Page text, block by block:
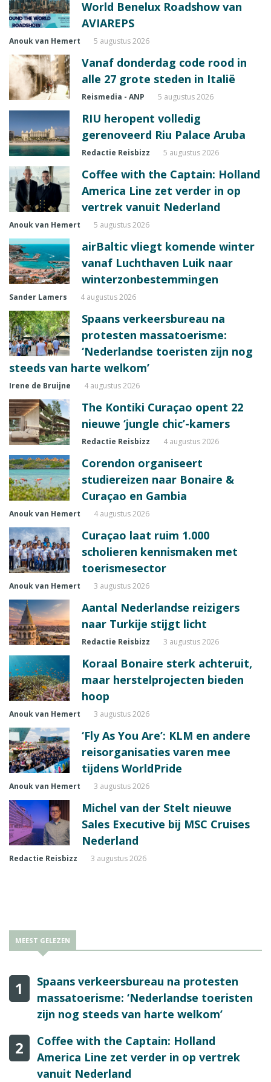
World Benelux Roadshow van
AVIAREPS
Anouk van Hemert 5 augustus 2026
Vanaf donderdag code rood in
alle 27 grote steden in Italië
Reismedia - ANP 5 augustus 2026
RIU heropent volledig
gerenoveerd Riu Palace Aruba
Redactie Reisbizz 5 augustus 2026
Coffee with the Captain: Holland
America Line zet verder in op
vertrek vanuit Nederland
Anouk van Hemert 5 augustus 2026
airBaltic vliegt komende winter
vanaf Luchthaven Luik naar
winterzonbestemmingen
Sander Lamers 4 augustus 2026
Spaans verkeersbureau na
protesten massatoerisme:
‘Nederlandse toeristen zijn nog
steeds van harte welkom’
Irene de Bruijne 4 augustus 2026
The Kontiki Curaçao opent 22
nieuwe ‘jungle chic’-kamers
Redactie Reisbizz 4 augustus 2026
Corendon organiseert
studiereizen naar Bonaire &
Curaçao en Gambia
Anouk van Hemert 4 augustus 2026
Curaçao laat ruim 1.000
scholieren kennismaken met
toerismesector
Anouk van Hemert 3 augustus 2026
Aantal Nederlandse reizigers
naar Turkije stijgt licht
Redactie Reisbizz 3 augustus 2026
Koraal Bonaire sterk achteruit,
maar herstelprojecten bieden
hoop
Anouk van Hemert 3 augustus 2026
‘Fly As You Are’: KLM en andere
reisorganisaties varen mee
tijdens WorldPride
Anouk van Hemert 3 augustus 2026
Michel van der Stelt nieuwe
Sales Executive bij MSC Cruises
Nederland
Redactie Reisbizz 3 augustus 2026
MEEST GELEZEN
1
Spaans verkeersbureau na protesten
massatoerisme: ‘Nederlandse toeristen
zijn nog steeds van harte welkom’
2
Coffee with the Captain: Holland
America Line zet verder in op vertrek
vanuit Nederland